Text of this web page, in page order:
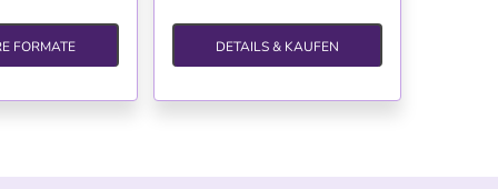
FORMATE DETAILS & KAUFEN